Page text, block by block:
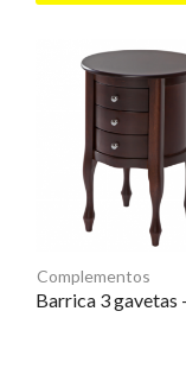
Complementos
Barrica 3 gavetas